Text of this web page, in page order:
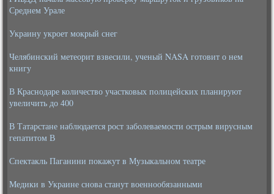
Среднем Урале
Украину укроет мокрый снег
Челябинский метеорит взвесили, ученый NASA готовит о нем
книгу
В Краснодаре количество участковых полицейских планируют
увеличить до 400
В Татарстане наблюдается рост заболеваемости острым вирусным
гепатитом В
Спектакль Паганини покажут в Музыкальном театре
Медики в Украине снова станут военнообязанными